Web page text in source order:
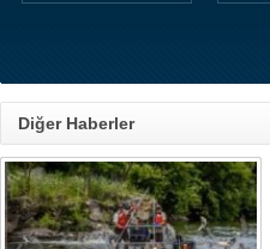
Diğer Haberler